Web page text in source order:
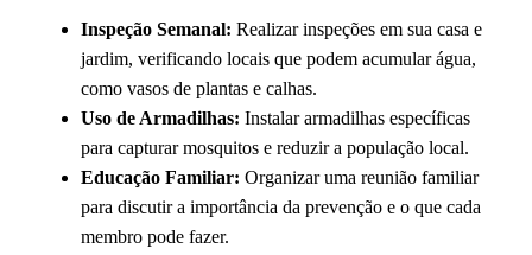
Inspeção Semanal: Realizar inspeções em sua casa e
jardim, verificando locais que podem acumular água,
como vasos de plantas e calhas.
Uso de Armadilhas: Instalar armadilhas específicas
para capturar mosquitos e reduzir a população local.
Educação Familiar: Organizar uma reunião familiar
para discutir a importância da prevenção e o que cada
membro pode fazer.